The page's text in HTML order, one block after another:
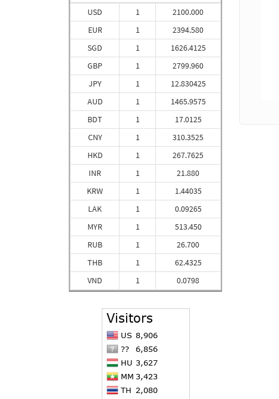
USD
EUR
SGD
GBP
JPY
AUD
BDT
CNY
HKD
INR
KRW
LAK
MYR
RUB
THB
VND
1
1
1
1
1
1
1
1
1
1
1
1
1
1
1
1
2100.000
2394.580
1626.4125
2799.960
12.830425
1465.9575
17.0125
310.3525
267.7625
21.880
1.44035
0.09265
513.450
26.700
62.4325
0.0798